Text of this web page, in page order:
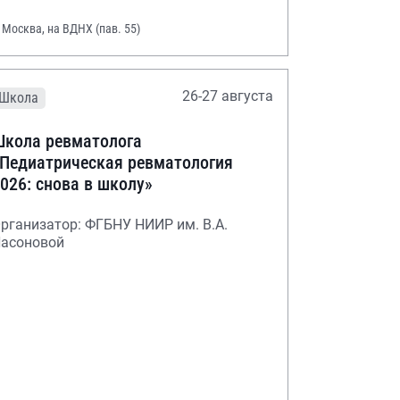
Москва, на ВДНХ (пав. 55)
Школа 26-27 августа
ревматолога
ревматология
снова в школу»
ФГБНУ НИИР им. В.А.